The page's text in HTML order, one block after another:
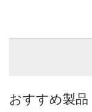
おすすめ製品